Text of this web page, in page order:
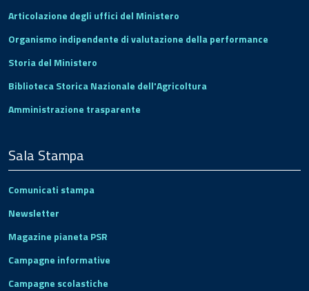
Articolazione degli uffici del Ministero
Organismo indipendente di valutazione della performance
Storia del Ministero
Biblioteca Storica Nazionale dell'Agricoltura
Amministrazione trasparente
Sala Stampa
Comunicati stampa
Newsletter
Magazine pianeta PSR
Campagne informative
Campagne scolastiche